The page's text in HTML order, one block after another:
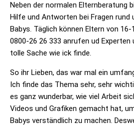
Neben der normalen Elternberatung
Hilfe und Antworten bei Fragen rund
Babys. Täglich können Eltern von
0800-26 26 333 anrufen ud Experten
tolle Sache wie ick finde.
So ihr Lieben, das war mal ein
Ich finde das Thema sehr, sehr
es ganz wunderbar, wie viel Arbeit
Videos und Grafiken gemacht hat,
Babys verständlich zu machen.